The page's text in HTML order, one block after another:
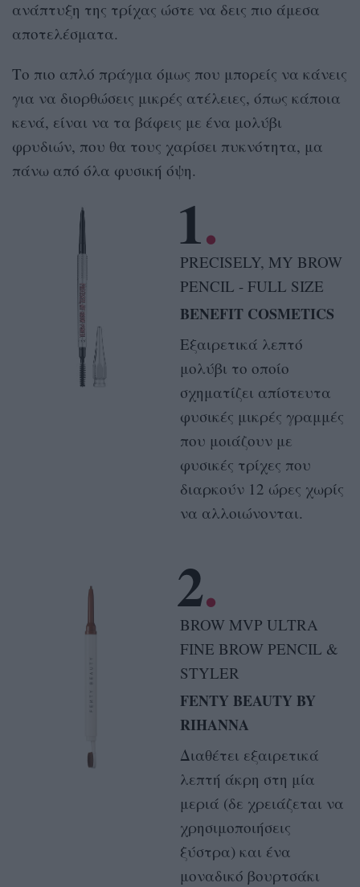
ανάπτυξη της τρίχας ώστε να δεις πιο άμεσα
αποτελέσματα.
Το πιο απλό πράγμα όμως που μπορείς να κάνεις
για να διορθώσεις μικρές ατέλειες, όπως κάποια
κενά, είναι να τα βάφεις με ένα μολύβι
φρυδιών, που θα τους χαρίσει πυκνότητα, μα
πάνω από όλα φυσική όψη.
1
PRECISELY, MY BROW
PENCIL - FULL SIZE
BENEFIT COSMETICS
Εξαιρετικά λεπτό
μολύβι το οποίο
σχηματίζει απίστευτα
φυσικές μικρές γραμμές
που μοιάζουν με
φυσικές τρίχες που
διαρκούν 12 ώρες χωρίς
να αλλοιώνονται.
2
BROW MVP ULTRA
FINE BROW PENCIL &
STYLER
FENTY BEAUTY BY
RIHANNA
Διαθέτει εξαιρετικά
λεπτή άκρη στη μία
μεριά (δε χρειάζεται να
χρησιμοποιήσεις
ξύστρα) και ένα
μοναδικό βουρτσάκι